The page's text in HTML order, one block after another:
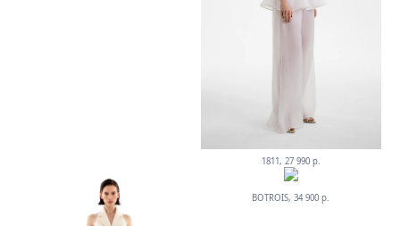
1811, 27 990 р.
BOTROIS, 34 900 р.